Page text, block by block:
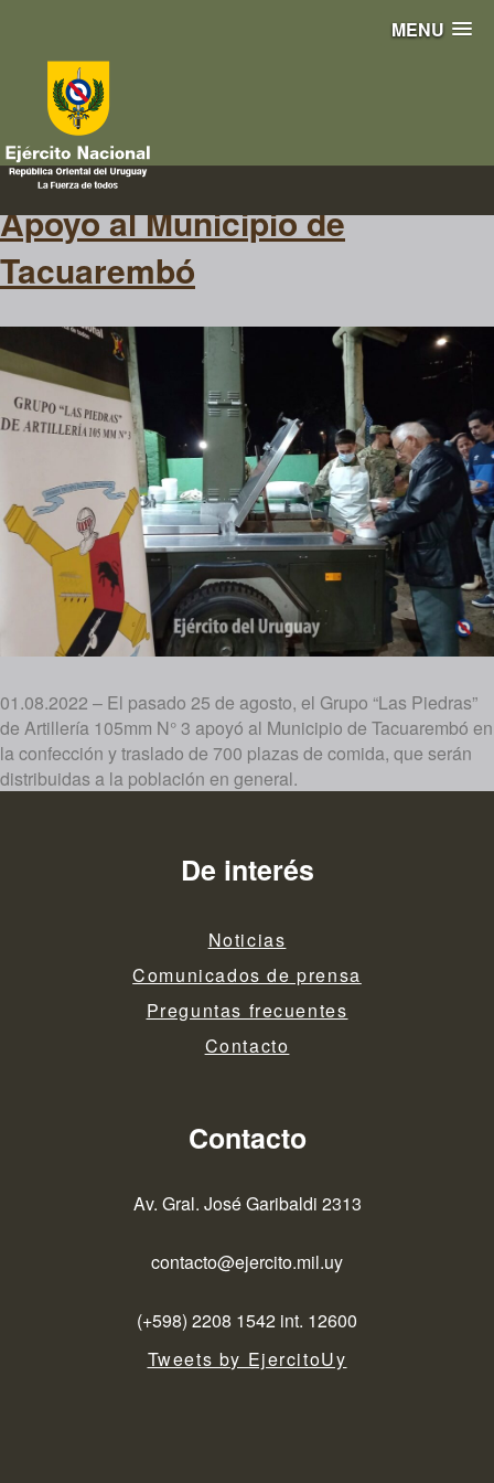
MENU
municipio
Apoyo al Municipio de
Tacuarembó
01.08.2022 – El pasado 25 de agosto, el Grupo “Las Piedras”
de Artillería 105mm N° 3 apoyó al Municipio de Tacuarembó en
la confección y traslado de 700 plazas de comida, que serán
distribuidas a la población en general.
De interés
Noticias
Comunicados de prensa
Preguntas frecuentes
Contacto
Contacto
Av. Gral. José Garibaldi 2313
contacto@ejercito.mil.uy
(+598) 2208 1542 int. 12600
Tweets by EjercitoUy